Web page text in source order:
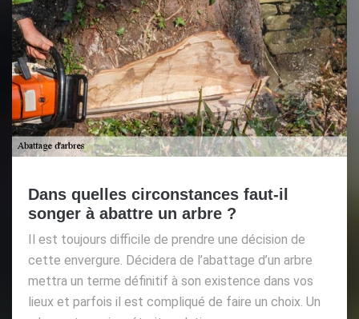
Dans quelles circonstances faut-il
songer à abattre un arbre ?
Il est toujours difficile de prendre une décision de
cette envergure. Décidera de l’abattage d’un arbre
mettra un terme définitif à son existence dans vos
lieux et parfois il est compliqué de faire un choix. Un